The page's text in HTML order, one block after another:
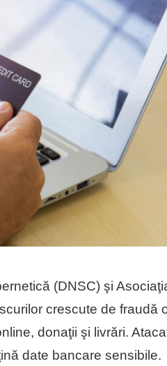
(DNSC) şi
crescute de fraudă
donaţii şi livrări.
date bancare sensibile.